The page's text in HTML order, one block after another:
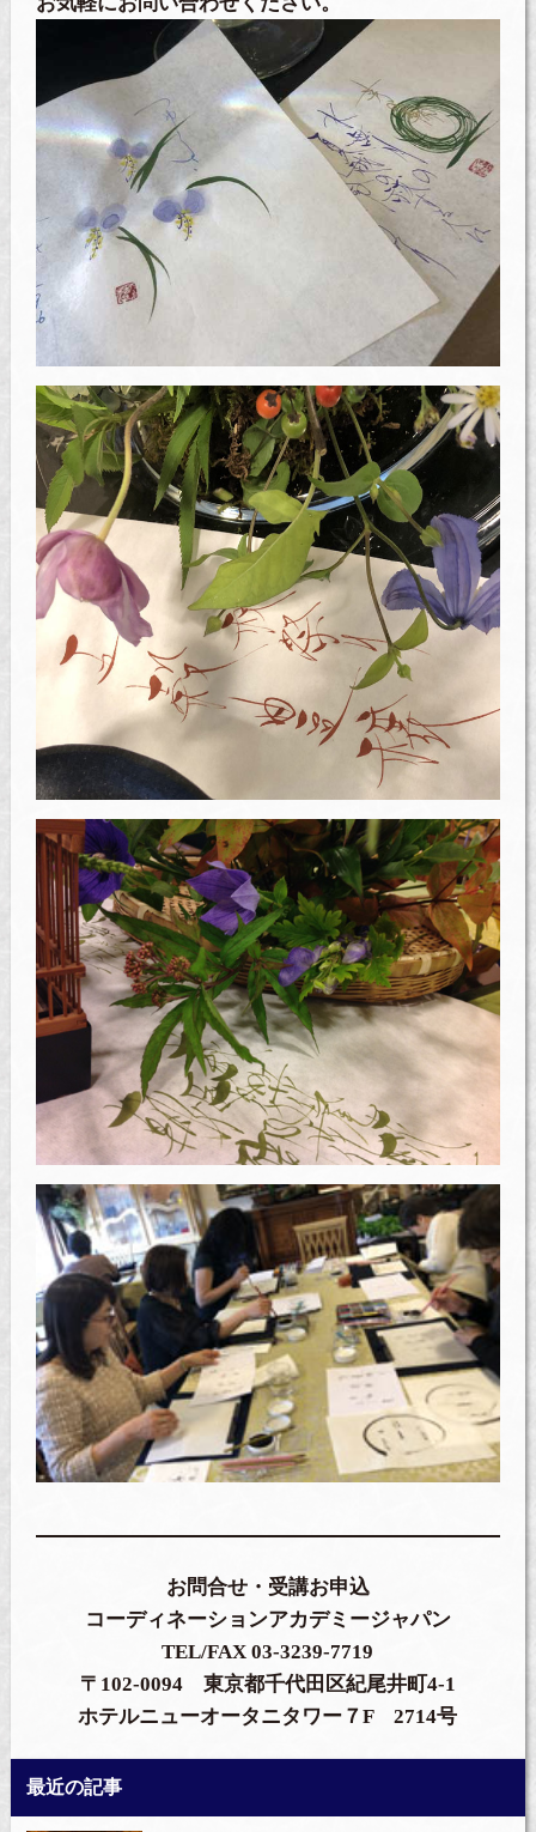
お問合せ・受講お申込
コーディネーションアカデミージャパン
TEL/FAX 03-3239-7719
〒102-0094 東京都千代田区紀尾井町4-1
ホテルニューオータニタワー７F 2714号
最近の記事